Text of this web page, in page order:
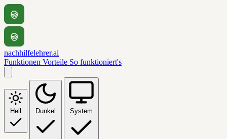
nachhilfelehrer.ai
Funktionen Vorteile So funktioniert's
Hell Dunkel System